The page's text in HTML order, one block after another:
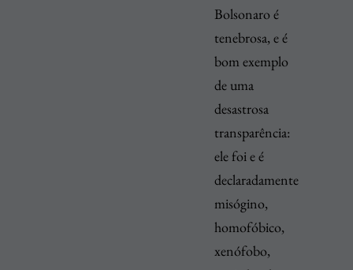
Bolsonaro é
tenebrosa, e é
bom exemplo
de uma
desastrosa
transparência:
ele foi e é
declaradamente
misógino,
homofóbico,
xenófobo,